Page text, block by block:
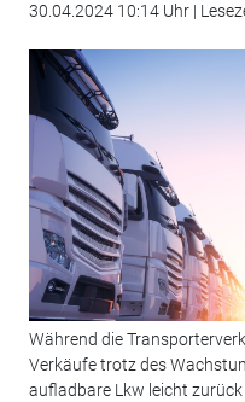
30.04.2024 10:14 Uhr |
Während die
Verkäufe trotz des
aufladbare Lkw leicht zurück